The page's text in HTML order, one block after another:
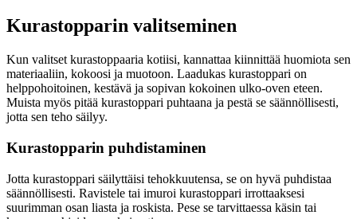
Kurastopparin valitseminen
Kun valitset kurastoppaaria kotiisi, kannattaa kiinnittää huomiota sen
materiaaliin, kokoosi ja muotoon. Laadukas kurastoppari on
helppohoitoinen, kestävä ja sopivan kokoinen ulko-oven eteen.
Muista myös pitää kurastoppari puhtaana ja pestä se säännöllisesti,
jotta sen teho säilyy.
Kurastopparin puhdistaminen
Jotta kurastoppari säilyttäisi tehokkuutensa, se on hyvä puhdistaa
säännöllisesti. Ravistele tai imuroi kurastoppari irrottaaksesi
suurimman osan liasta ja roskista. Pese se tarvittaessa käsin tai